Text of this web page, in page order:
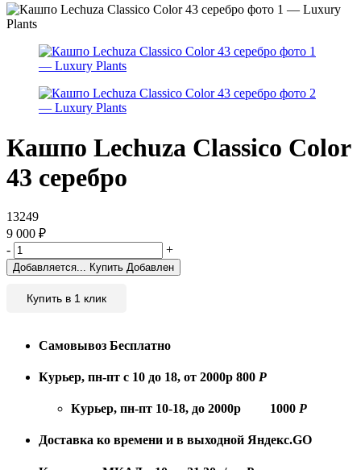
Кашпо Lechuza Classico Color
43 серебро
13249
9 000 ₽
-
+
Добавляется... Купить Добавлен
Купить в 1 клик
Самовывоз Бесплатно
Курьер, пн-пт с 10 до 18, от 2000р 800 Р
Курьер, пн-пт 10-18, до 2000р 1000 Р
Доставка ко времени и в выходной Яндекс.GO